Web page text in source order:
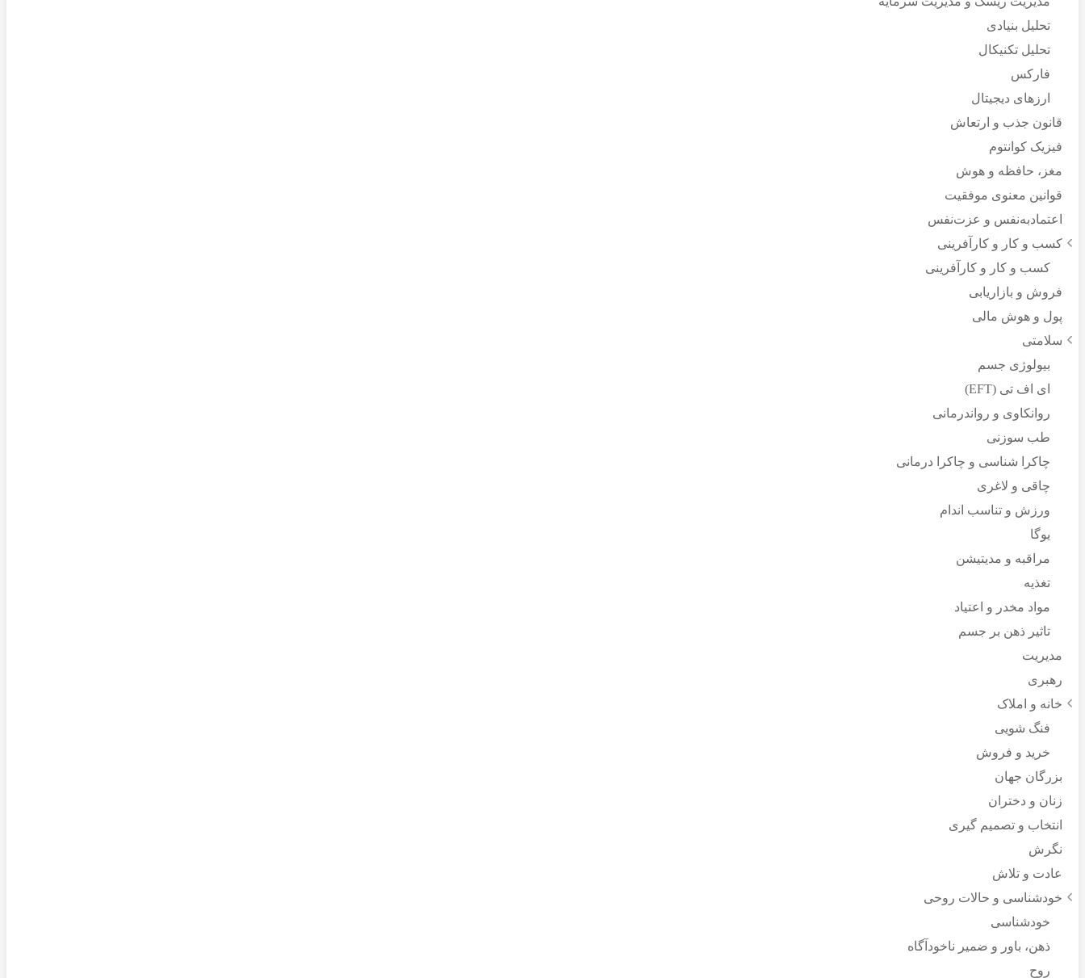
تحلیل بنیادی
تحلیل تکنیکال
فارکس
ارزهای دیجیتال
قانون جذب و ارتعاش
فیزیک کوانتوم
مغز، حافظه و هوش
قوانین معنوی موفقیت
اعتماد‌به‌نفس و عزت‌نفس
کسب و کار و کارآفرینی
کسب و کار و کارآفرینی
فروش و بازاریابی
پول و هوش مالی
سلامتی
بیولوژی جسم
ای اف تی (EFT)
روانکاوی و رواندرمانی
طب سوزنی
چاکرا شناسی و چاکرا درمانی
چاقی و لاغری
ورزش و تناسب اندام
یوگا
مراقبه و مدیتیشن
تغذیه
مواد مخدر و اعتیاد
تاثیر ذهن بر جسم
مدیریت
رهبری
خانه و املاک
فنگ شویی
خرید و فروش
بزرگان جهان
زنان و دختران
انتخاب و تصمیم گیری
نگرش
عادت و تلاش
خودشناسی و حالات روحی
خودشناسی
ذهن، باور و ضمیر ناخودآگاه
روح